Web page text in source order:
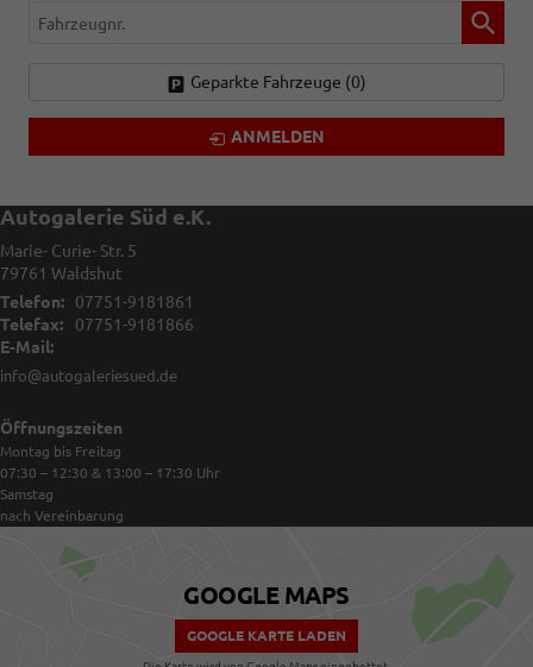
Fahrzeugnr.
Geparkte Fahrzeuge (0)
ANMELDEN
Autogalerie Süd e.K.
Marie- Curie- Str. 5
79761 Waldshut
Telefon:
07751-9181861
Telefax:
07751-9181866
E-Mail:
info@autogaleriesued.de
Öffnungszeiten
Montag bis Freitag
07:30 – 12:30 & 13:00 – 17:30 Uhr
Samstag
nach Vereinbarung
GOOGLE MAPS
GOOGLE KARTE LADEN